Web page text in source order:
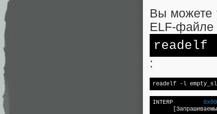
Вы можете
ELF-
readelf
:
readelf -l
INTERP